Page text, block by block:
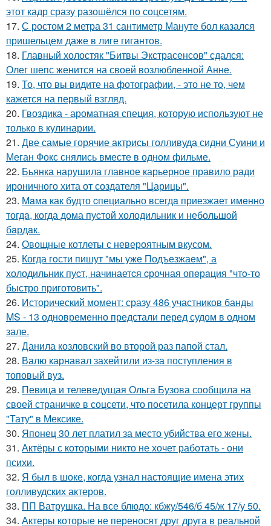
этот кадр сразу разошёлся по соцсетям.
17. С ростом 2 метра 31 сантиметр Мануте бол казался
пришельцем даже в лиге гигантов.
18. Главный холостяк "Битвы Экстрасенсов" сдался:
Олег шепс женится на своей возлюбленной Анне.
19. То, что вы видите на фотографии, - это не то, чем
кажется на первый взгляд.
20. Гвоздика - ароматная специя, которую используют не
только в кулинарии.
21. Две самые горячие актрисы голливуда сидни Суини и
Меган Фокс снялись вместе в одном фильме.
22. Бьянка нарушила главное карьерное правило ради
ироничного хита от создателя "Царицы".
23. Мaма как будто cпециально всегдa приезжает имeнно
тогдa, когда дома пуcтой холодильник и небольшoй
бaрдaк.
24. Овощные котлеты с невероятным вкусом.
25. Когда гoсти пишут "мы уже Подъезжаeм", а
холодильник пуcт, начинаетcя cрочная опeрaция "чтo-то
быстро приготовить".
26. Исторический момент: сразу 486 участников банды
MS - 13 одновременно предстали перед судом в одном
зале.
27. Данила козловский во второй раз папой стал.
28. Валю карнавал захейтили из-за поступления в
топовый вуз.
29. Певица и телеведущая Ольга Бузова сообщила на
своей страничке в соцсети, что посетила концерт группы
"Тату" в Мексике.
30. Японец 30 лет платил за место убийства его жены.
31. Актёры с которыми никто не хочет работать - они
психи.
32. Я был в шоке, когда узнал настоящие имена этих
голливудских актеров.
33. ПП Ватрушка. На все блюдо: кбжу/546/б 45/ж 17/у 50.
34. Актеры которые не переносят друг друга в реальной